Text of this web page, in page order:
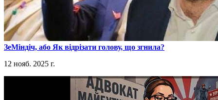
​ЗеМіндіч, або Як відрізати голову, що згнила?
12 нояб. 2025 г.